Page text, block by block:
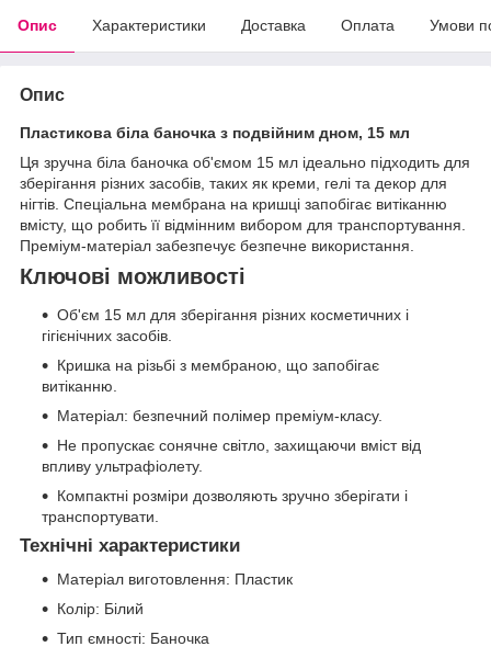
Опис Характеристики Доставка Оплата Умови
Опис
Пластикова біла баночка з подвійним дном, 15 мл
Ця зручна біла баночка об'ємом 15 мл ідеально підходить для
зберігання різних засобів, таких як креми, гелі та декор для
нігтів. Спеціальна мембрана на кришці запобігає витіканню
вмісту, що робить її відмінним вибором для транспортування.
Преміум-матеріал забезпечує безпечне використання.
Ключові можливості
Об'єм 15 мл для зберігання різних косметичних і
гігієнічних засобів.
Кришка на різьбі з мембраною, що запобігає
витіканню.
Матеріал: безпечний полімер преміум-класу.
Не пропускає сонячне світло, захищаючи вміст від
впливу ультрафіолету.
Компактні розміри дозволяють зручно зберігати і
транспортувати.
Технічні характеристики
Матеріал виготовлення: Пластик
Колір: Білий
Тип ємності: Баночка